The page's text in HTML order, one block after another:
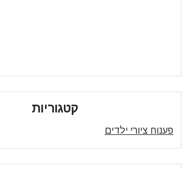
קטגוריות
פענוח ציורי ילדים